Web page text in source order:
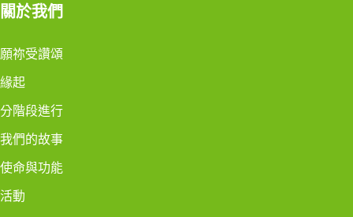
關於我們
願祢受讚頌
緣起
分階段進行
我們的故事
使命與功能
活動